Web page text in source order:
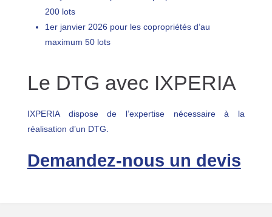
200 lots
1er janvier 2026 pour les copropriétés d’au
maximum 50 lots
Le DTG avec IXPERIA
IXPERIA dispose de l’expertise nécessaire à la
réalisation d’un DTG.
Demandez-nous un devis